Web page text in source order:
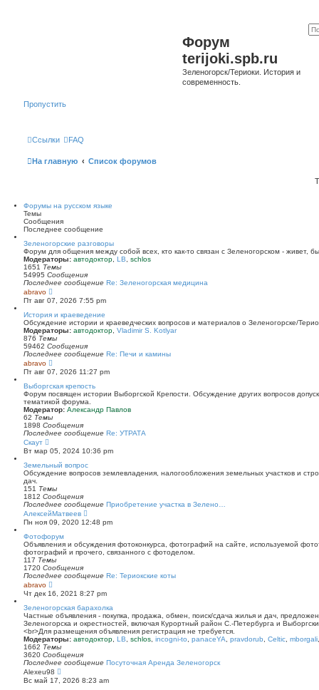
Форум
terijoki.spb.ru
Зеленогорск/Териоки. История и
современность.
Пропустить
Ссылки FAQ
На главную Список форумов
Форумы на русском языке
Темы
Сообщения
Последнее сообщение
Зеленогорские разговоры
Форум для общения между собой всех, кто как-то связан с Зеленогорском - живет,
Модераторы: автодоктор LB
schlos
1651 Темы
54995 Сообщения
Последнее сообщение Re: Зеленогорская медицина
abravo
е
р
е
й
т
и
к
п
с
л
е
д
н
е
м
у
с
б
е
н
ю
Пт авг 07, 2026 7:55 pm
История и краеведение
Обсуждение истории и краеведческих вопросов и материалов о Зеленогорске/
Модераторы: автодоктор Vladimir S. Kotlyar
876 Темы
59462 Сообщения
Последнее сообщение Re: Печи и камины
abravo
е
р
е
й
т
и
к
п
о
л
е
д
н
м
у
с
о
о
б
е
н
и
ю
Пт авг 07, 2026 11:27 pm
Выборгская крепость
Форум посвящен истории Выборгской Крепости. Обсуждение других вопросов
тематикой форума.
Модератор: Александр Павлов
62 Темы
1898 Сообщения
Последнее сообщение Re: УТРАТА
Скаут
е
р
е
й
т
и
к
п
о
с
л
е
д
н
е
м
у
с
о
о
щ
е
н
и
ю
Вт мар 05, 2024 10:36 pm
Земельный вопрос
Обсуждение вопросов землевладения, налогообложения земельных участков и
дач.
151 Темы
1812 Сообщения
Последнее сообщение Приобретение участка в Зелено…
АлексейМатвеев
е
р
й
т
п
с
л
е
д
н
е
м
у
о
щ
Пн ноя 09, 2020 12:48 pm
Фотофорум
Объявления и обсуждения фотоконкурса, фотографий на сайте, используемой
фотографий и прочего, связанного с фотоделом.
117 Темы
1720 Сообщения
Последнее сообщение Re: Териокские коты
abravo
е
р
е
й
т
и
к
п
о
с
л
е
д
Чт дек 16, 2021 8:27 pm
Зеленогорская барахолка
Частные объявления - покупка, продажа, обмен, поиск/сдача жилья и дач,
Зеленогорска и окрестностей, включая Курортный район С.-Петербурга и
<br>Для размещения объявления регистрация не требуется.
Модераторы: автодоктор LB schlos incogni-to panaceYA pravdorub Celtic mborgali
1662 Темы
3620 Сообщения
Последнее сообщение Посуточная Аренда Зеленогорск
Alexeu98
е
р
Вс май 17, 2026 8:23 am